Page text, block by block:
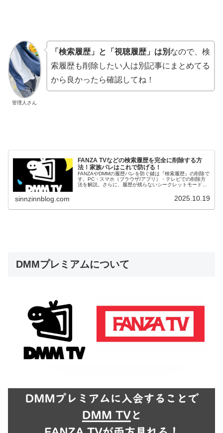
管理人さん
「検索履歴」と「視聴履歴」は別 なので、検
索履歴も削除したい人は別記事にまとめてる
から良かったら確認してね！
FANZA TVなどの検索履歴を完全に削除する方
法！家族バレはこれで防げる！
FANZAやDMMの履歴バレを防ぐ鍵は『検索履歴』の削除で
す。PC・スマホ（ブラウザ/アプリ）・テレビでの削除方
法を解説。さらに、履歴が残らないシークレットモードの
sinnzinnblog.com 2025.10.19
DMMプレミアムについて